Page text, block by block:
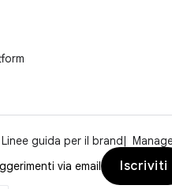
Linee guida per il brand
via email
Iscriviti